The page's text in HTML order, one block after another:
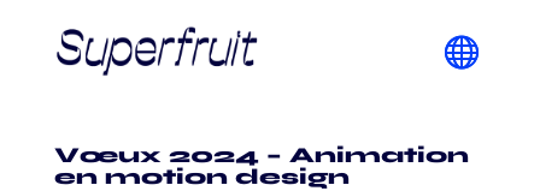
Vœux 2024 – Animation
en motion design